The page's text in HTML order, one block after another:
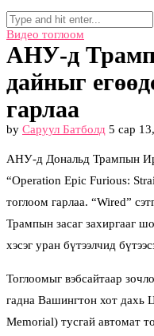
Видео тоглоом
АНУ-д
дайныг
гарлаа
by Саруул Батболд 5 сар
АНУ-д Дональд Трампын
“Operation Epic Furious:
тоглоом гарлаа. “Wired”
Трампын засаг захиргааг
хэсэг уран бүтээлчид
Тоглоомыг вэбсайтаар
гадна Вашингтон хот дахь
Memorial) тусгай автомат